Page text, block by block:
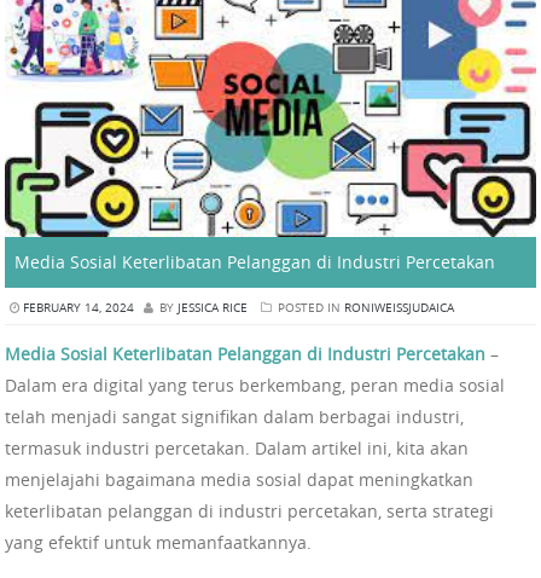
Media Sosial Keterlibatan Pelanggan di Industri Percetakan
FEBRUARY 14, 2024 BY JESSICA RICE POSTED IN RONIWEISSJUDAICA
Media Sosial Keterlibatan Pelanggan di Industri Percetakan –
Dalam era digital yang terus berkembang, peran media sosial
telah menjadi sangat signifikan dalam berbagai industri,
termasuk industri percetakan. Dalam artikel ini, kita akan
menjelajahi bagaimana media sosial dapat meningkatkan
keterlibatan pelanggan di industri percetakan, serta strategi
yang efektif untuk memanfaatkannya.